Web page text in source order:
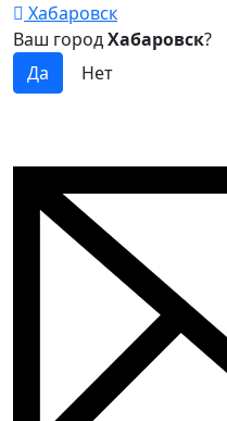
Хабаровск
Ваш городХабаровск?